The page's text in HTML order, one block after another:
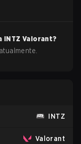
INTZ Valorant?
INTZ
Valorant